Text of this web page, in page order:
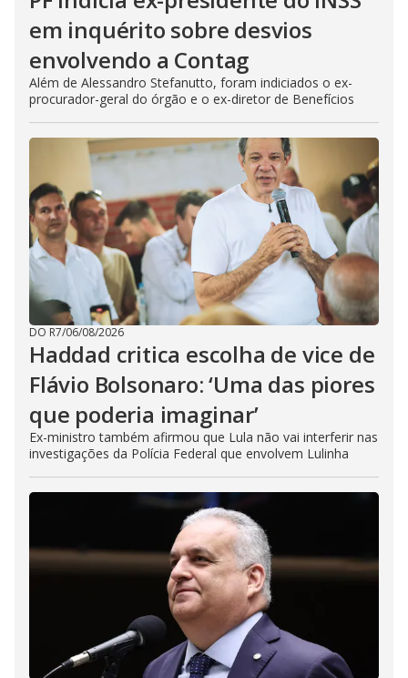
em inquérito sobre desvios
envolvendo a Contag
Além de Alessandro Stefanutto, foram indiciados o ex-
procurador-geral do órgão e o ex-diretor de Benefícios
DO R7/06/08/2026
Haddad critica escolha de vice de
Flávio Bolsonaro: ‘Uma das piores
que poderia imaginar’
Ex-ministro também afirmou que Lula não vai interferir nas
investigações da Polícia Federal que envolvem Lulinha